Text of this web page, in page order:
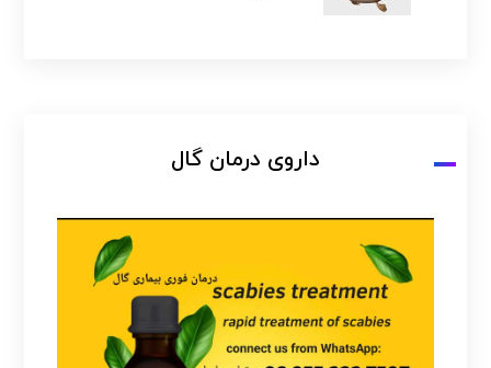
داروی درمان گال